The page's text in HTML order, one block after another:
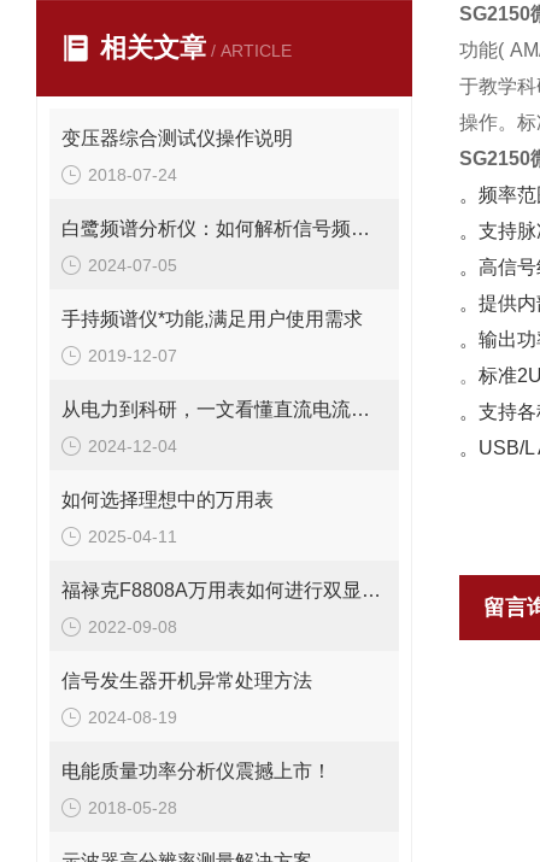
相关文章 / ARTICLE
变压器综合测试仪操作说明
2018-07-24
白鹭频谱分析仪：如何解析信号频域特征？
2024-07-05
手持频谱仪*功能,满足用户使用需求
2019-12-07
从电力到科研，一文看懂直流电流互感器测试仪应用
2024-12-04
如何选择理想中的万用表
2025-04-11
福禄克F8808A万用表如何进行双显测量
2022-09-08
信号发生器开机异常处理方法
2024-08-19
电能质量功率分析仪震撼上市！
2018-05-28
SG2150
功能(
于教学
操作。
SG2150
。频率
。支持
。高信
。提供
。输出
。 标准
。支持
。USB/
留言